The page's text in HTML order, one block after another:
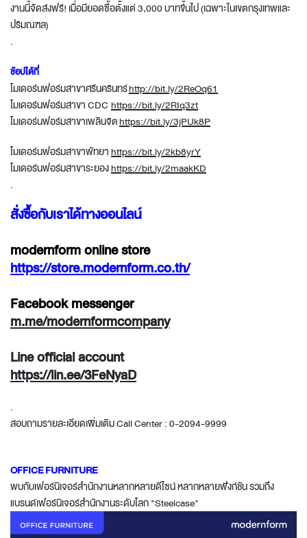
งานนี้จัดส่งฟรี! เมื่อมียอดซื้อตั้งแต่ 3,000 บาทขึ้นไป (เฉพาะในเขตกรุงเทพและ
ปริมณฑล)
.
ช้อปได้ที่
โมเดอร์นฟอร์มสาขาศรีนครินทร์http://bit.ly/2ReOq61
โมเดอร์นฟอร์มสาขา CDC https://bit.ly/2RIq3zt
โมเดอร์นฟอร์มสาขาเพลินจิตhttps://bit.ly/3jPUk8P
โมเดอร์นฟอร์มสาขาพัทยาhttps://bit.ly/2kb8yrY
โมเดอร์นฟอร์มสาขาระยองhttps://bit.ly/2maakKD
.
สั่งซื้อกับเราได้ทางออนไลน์
modernform online store
https://store.modernform.co.th/
Facebook messenger
m.me/modernformcompany
Line official account
https://lin.ee/3FeNyaD
.
สอบถามรายละเอียดเพิ่มเติม Call Center : 0-2094-9999
OFFICE FURNITURE
พบกับเฟอร์นิเจอร์สำนักงานหลากหลายดีไซน์ หลากหลายฟังก์ชัน รวมถึง
แบรนด์เฟอร์นิเจอร์สำนักงานระดับโลก "Steelcase"